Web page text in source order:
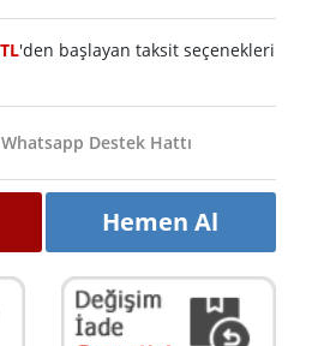
'den başlayan taksit seçenekleri
Destek Hattı
Hemen Al